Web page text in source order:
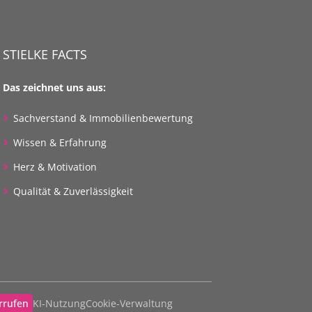
STIELKE FACTS
Das zeichnet uns aus:
Sachverstand & Immobilienbewertung
Wissen & Erfahrung
Herz & Motivation
Qualität & Zuverlässigkeit
KI-NutzungCookie-Verwaltung